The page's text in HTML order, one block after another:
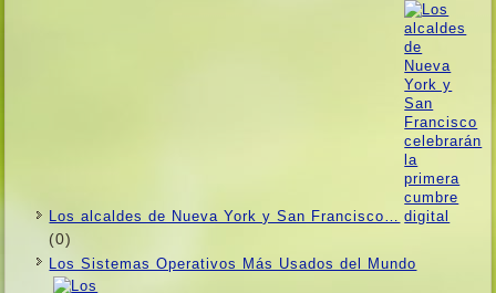
Los alcaldes de Nueva York y San Francisco…
(0)
Los Sistemas Operativos Más Usados ​​del Mundo